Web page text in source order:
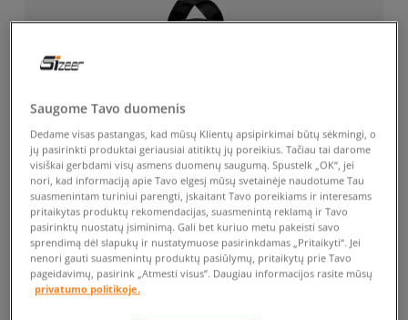
Saugome Tavo duomenis
Dedame visas pastangas, kad mūsų Klientų apsipirkimai būtų sėkmingi, o
jų pasirinkti produktai geriausiai atitiktų jų poreikius. Tačiau tai darome
visiškai gerbdami visų asmens duomenų saugumą. Spustelk „OK“, jei
nori, kad informaciją apie Tavo elgesį mūsų svetainėje naudotume Tau
suasmenintam turiniui parengti, įskaitant Tavo poreikiams ir interesams
pritaikytas produktų rekomendacijas, suasmenintą reklamą ir Tavo
pasirinktų nuostatų įsiminimą. Gali bet kuriuo metu pakeisti savo
sprendimą dėl slapukų ir nustatymuose pasirinkdamas „Pritaikyti“. Jei
nenori gauti suasmenintų produktų pasiūlymų, pritaikytų prie Tavo
pageidavimų, pasirink „Atmesti visus”. Daugiau informacijos rasite mūsų
privatumo politikoje.